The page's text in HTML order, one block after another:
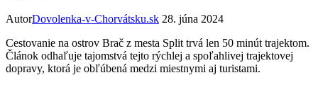
AutorDovolenka-v-Chorvátsku.sk 28. júna 2024
Cestovanie na ostrov Brač z mesta Split trvá len 50 minút trajektom.
Článok odhaľuje tajomstvá tejto rýchlej a spoľahlivej trajektovej
dopravy, ktorá je obľúbená medzi miestnymi aj turistami.